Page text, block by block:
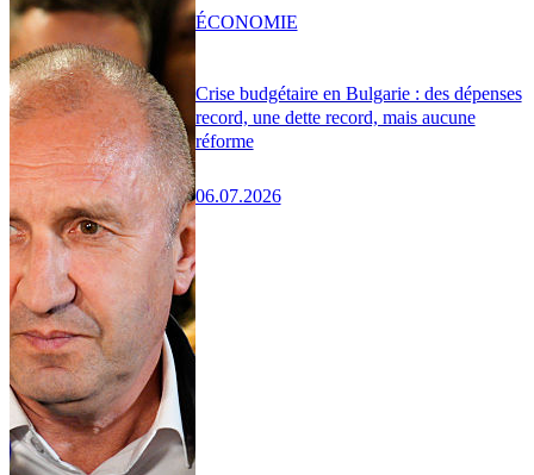
Crise budgétaire en Bulgarie : des dépenses
record, une dette record, mais aucune
réforme
06.07.2026
ÉCONOMIE